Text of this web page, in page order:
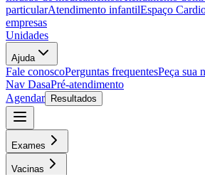
particularAtendimento infantilEspaço
empresas
Unidades
Ajuda
Fale conoscoPerguntas frequentesPeça sua
Nav DasaPré-atendimento
Agendar
Resultados
Exames
Vacinas